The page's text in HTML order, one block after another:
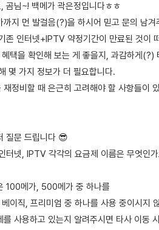
곰님~! 백메가 곽은정입니다ㅎㅎ
까지 먼 발걸음(?)을 하시어 믿고 문의 남
존 인터넷+IPTV 약정기간이 만료된 것이
택을 확인해 보는 게 좋을지, 과감하게(?)
몇 가지 정보가 더 필요합니다.
재정비할 때 은근히 고려해야 할 사항들이
질문 드립니다 😎
터넷, IPTV 각각의 요금제 이름은 무엇인
100메가, 500메가 중 하나를
이직, 프리미엄 중 하나를 사용 중이시지
를 사용하고 있는지 알려주시면 타사 이동